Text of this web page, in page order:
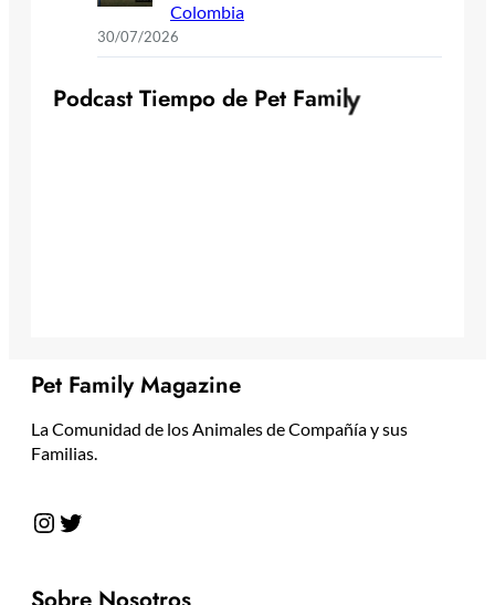
Colombia
30/07/2026
Podcast Tiempo de Pet Family
Pet Family Magazine
La Comunidad de los Animales de Compañía y sus
Familias.
Instagram Twitter